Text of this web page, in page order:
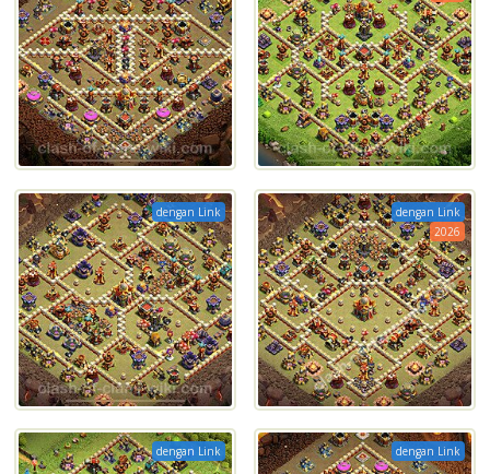
dengan Link
dengan Link
2026
dengan Link dengan Link